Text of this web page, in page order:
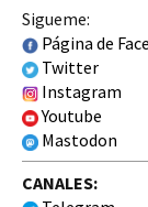
Sigueme:
Página de
Twitter
Instagram
Youtube
Mastodon
CANALES: